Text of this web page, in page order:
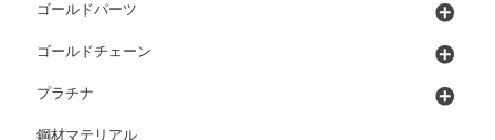
ゴールドパーツ
ゴールドチェーン
プラチナ
鋼材マテリアル